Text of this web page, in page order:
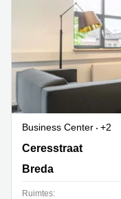
Business Center
+2
Ceresstraat
Ceresstraat
Breda
Ruimtes: